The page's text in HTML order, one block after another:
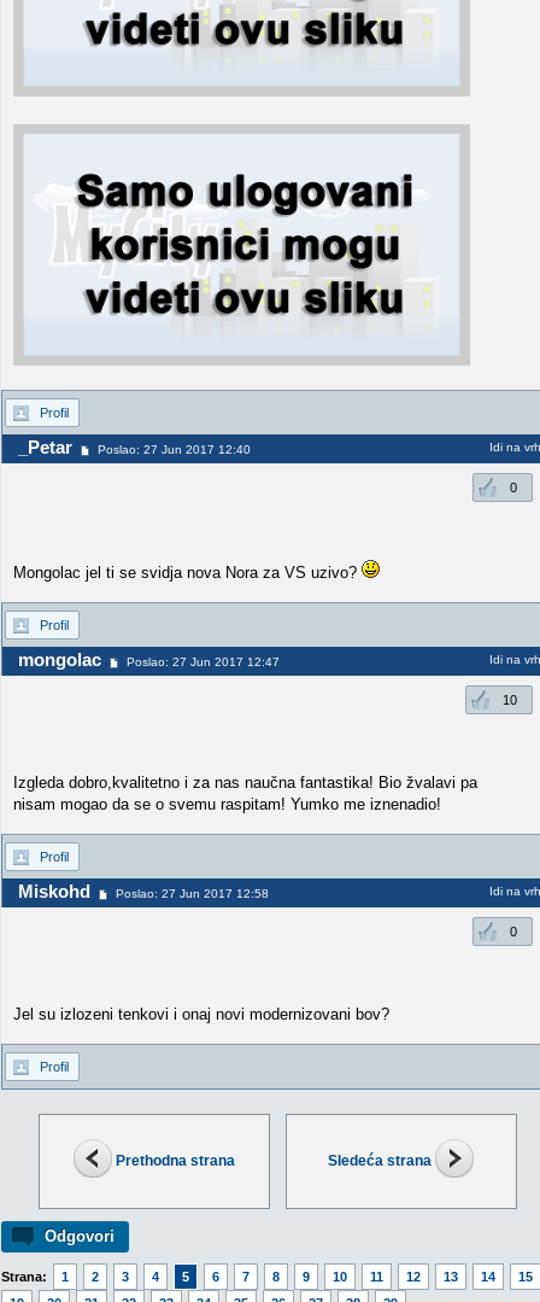
Prethodna strana Sledeća strana
Odgovori
Strana: 1 2 3 4 5 6 7 8 9 10 11 12 13 14
15
Profil
_Petar Poslao: 27 Jun 2017 12:40 Idi na vrh
0
Mongolac jel ti se svidja nova Nora za VS uzivo?
Profil
mongolac Poslao: 27 Jun 2017 12:47 Idi na vrh
10
Izgleda dobro,kvalitetno i za nas naučna fantastika! Bio žvalavi pa
nisam mogao da se o svemu raspitam! Yumko me iznenadio!
Profil
Miskohd Poslao: 27 Jun 2017 12:58 Idi na vrh
0
Jel su izlozeni tenkovi i onaj novi modernizovani bov?
Profil